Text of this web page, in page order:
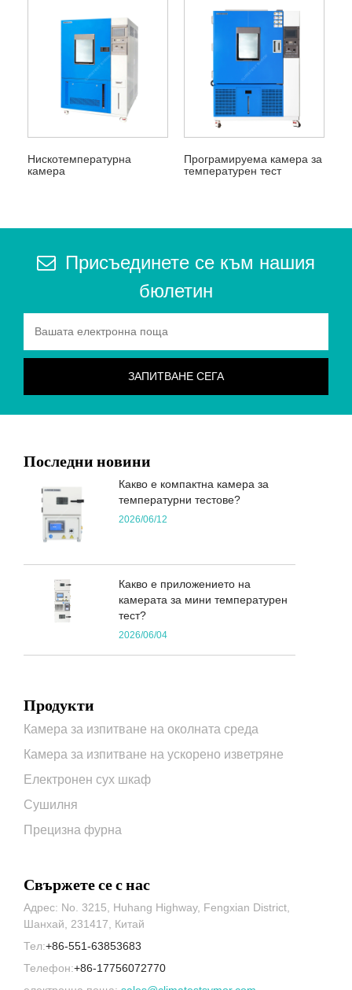
Нискотемпературна
камера
Програмируема камера за
температурен тест
Присъединете се към нашия
бюлетин
Последни новини
Какво е компактна камера за
температурни тестове?
2026/06/12
Какво е приложението на
камерата за мини температурен
тест?
2026/06/04
Продукти
Камера за изпитване на околната среда
Камера за изпитване на ускорено изветряне
Електронен сух шкаф
Сушилня
Прецизна фурна
Свържете се с нас
Адрес: No. 3215, Huhang Highway, Fengxian District,
Шанхай, 231417, Китай
Тел:+86-551-63853683
Телефон:+86-17756072770